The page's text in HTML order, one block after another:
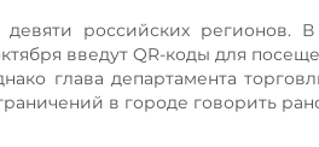
российских регионов. В
введут QR-коды для
глава департамента
в городе говорить